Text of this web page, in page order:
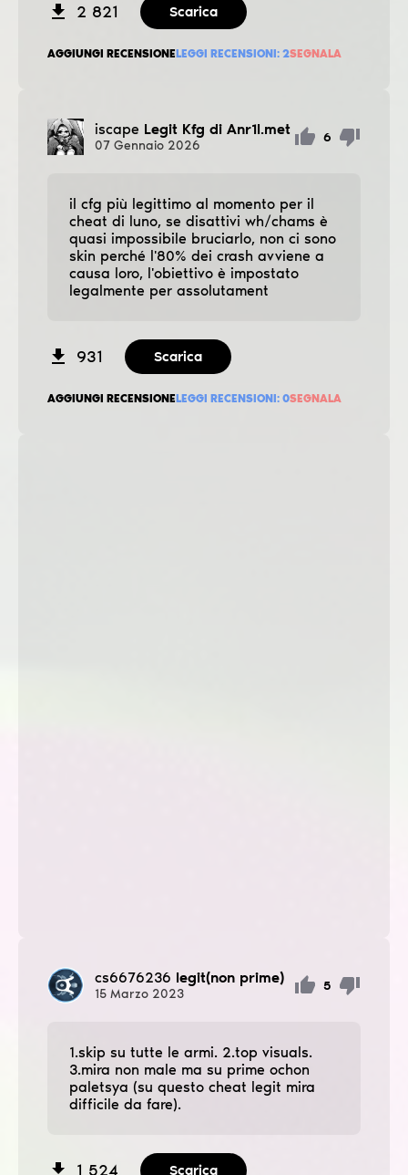
2 821 Scarica
AGGIUNGI RECENSIONELEGGI RECENSIONI: 2SEGNALA
iscape Legit Kfg di Anr1l.met
07 Gennaio 2026
6
il cfg più legittimo al momento per il
cheat di luno, se disattivi wh/chams è
quasi impossibile bruciarlo, non ci sono
skin perché l'80% dei crash avviene a
causa loro, l'obiettivo è impostato
legalmente per assolutament
931 Scarica
AGGIUNGI RECENSIONELEGGI RECENSIONI: 0SEGNALA
cs6676236 legit(non prime)
15 Marzo 2023
5
1.ѕkip su tutte le armi. 2.top visuals.
3.mira non male ma su prime ochon
paletsya (su questo cheat legit mira
difficile da fare).
1 524 Scarica